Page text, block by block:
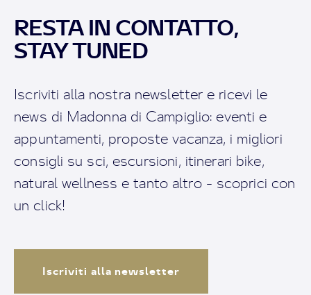
RESTA IN CONTATTO,
STAY TUNED
Iscriviti alla nostra newsletter e ricevi le
news di Madonna di Campiglio: eventi e
appuntamenti, proposte vacanza, i migliori
consigli su sci, escursioni, itinerari bike,
natural wellness e tanto altro - scoprici con
un click!
Iscriviti alla newsletter